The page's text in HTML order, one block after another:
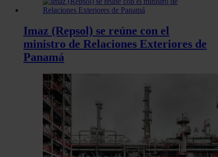
Imaz (Repsol) se reúne con el
ministro de Relaciones Exteriores de
Panamá